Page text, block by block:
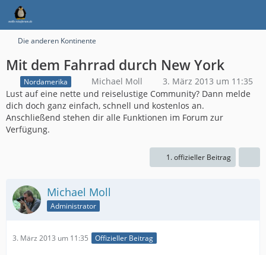
Die anderen Kontinente
Mit dem Fahrrad durch New York
Nordamerika Michael Moll
3. März 2013 um 11:35
Lust auf eine nette und reiselustige Community? Dann melde
dich doch ganz einfach, schnell und kostenlos an.
Anschließend stehen dir alle Funktionen im Forum zur
Verfügung.
1. offizieller Beitrag
Michael Moll
Administrator
3. März 2013 um 11:35 Offizieller Beitrag